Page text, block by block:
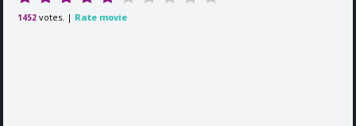
1452 votes. | Rate movie